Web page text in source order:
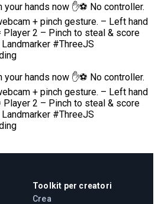
hands now ✋⚽️ No controller.
+ pinch gesture. – Left hand
Player 2 – Pinch to steal & score
Landmarker #ThreeJS
hands now ✋⚽️ No controller.
+ pinch gesture. – Left hand
Player 2 – Pinch to steal & score
Landmarker #ThreeJS
Toolkit per creatori
Crea